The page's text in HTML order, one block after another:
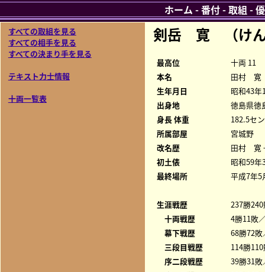
すべての取組を見る
すべての相手を見る
すべての決まり手を見る
テキスト力士情報
十両一覧表
剣岳 寛 （け
最高位
十両 11
本名
田村 寛
生年月日
昭和43年
出身地
徳島県徳
身長 体重
182.5セ
所属部屋
宮城野
改名歴
田村 寛
初土俵
昭和59年
最終場所
平成7年5
生涯戦歴
237勝
十両戦歴
4勝11敗
幕下戦歴
68勝72
三段目戦歴
114勝
序二段戦歴
39勝31
ホーム -番付-取組 -